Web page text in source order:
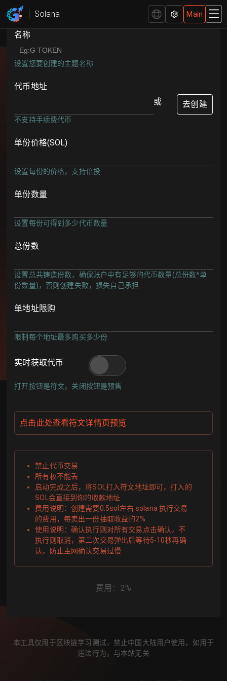
Solana Main
Solana 创建符文 | Solana预售工具 - GTokenTool
名称
设置您要创建的主题名称
代币地址
或
去创建
不支持手续费代币
单份价格(SOL)
设置每份的价格，支持倍投
单份数量
设置每份可得到多少代币数量
总份数
设置总共铸造份数，确保账户中有足够的代币数量(总份数*单
份数量)，否则创建失败，损失自己承担
单地址限购
限制每个地址最多购买多少份
实时获取代币
打开按钮是符文，关闭按钮是预售
点击此处查看符文详情页预览
禁止代币交易
所有权不能丢
启动完成之后，将SOL打入符文地址即可，打入的
SOL会直接到你的收款地址
费用说明：创建需要0.5sol左右 solana 执行交易
的费用，每卖出一份抽取收益的2%
使用说明：确认执行则对所有交易点击确认，不
执行则取消，第二次交易弹出后等待5-10秒再确
认，防止主网确认交易过慢
费用 ：2%
本工具仅用于区块链学习测试，禁止中国大陆用户使用，如用于
违法行为，与本站无关